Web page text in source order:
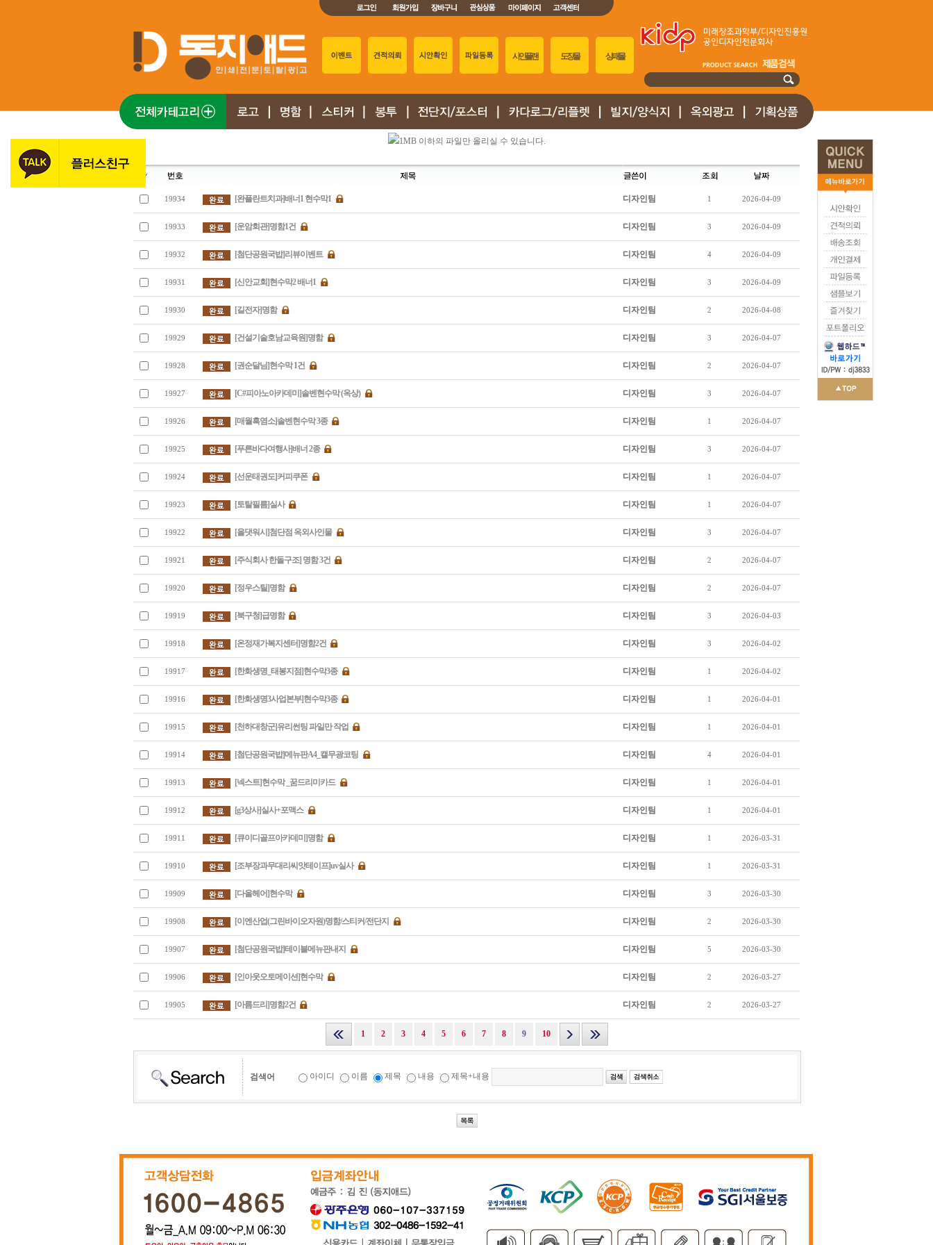
사 인 플 랜 도 장 몰 상 패 몰
1MB 이하의 파일만 올리실 수 있습니다.
19934 [완플란트치과]배너1 현수막1 디자인팀 1 2026-04-09
19933 [운암회관]명함1건 디자인팀 3 2026-04-09
19932 [첨단공원국밥]리뷰이벤트 디자인팀 4 2026-04-09
19931 [신안교회]현수막2 배너1 디자인팀 3 2026-04-09
19930 [길전자]명함 디자인팀 2 2026-04-08
19929 [건설기술호남교육원]명함 디자인팀 3 2026-04-07
19928 [권순달님]현수막 1건 디자인팀 2 2026-04-07
19927 [C#피아노아카데미]솔벤현수막 (옥상) 디자인팀 3 2026-04-07
19926 [매월흑염소]솔벤현수막 3종 디자인팀 1 2026-04-07
19925 [푸른바다여행사]배너 2종 디자인팀 3 2026-04-07
19924 [선운태권도]커피쿠폰 디자인팀 1 2026-04-07
19923 [토탈필름]실사 디자인팀 1 2026-04-07
19922 [올댓워시]첨단점 옥외사인물 디자인팀 3 2026-04-07
19921 [주식회사 한돌구조] 명함 3건 디자인팀 2 2026-04-07
19920 [정우스틸]명함 디자인팀 2 2026-04-07
19919 [북구청]급명함 디자인팀 3 2026-04-03
19918 [온정재가복지센터]명함2건 디자인팀 3 2026-04-02
19917 [한화생명_태봉지점]현수막3종 디자인팀 1 2026-04-02
19916 [한화생명3사업본부]현수막3종 디자인팀 1 2026-04-01
19915 [천하대창군]유리썬팅 파일만 작업 디자인팀 1 2026-04-01
19914 [첨단공원국밥]메뉴판A4_캘무광코팅 디자인팀 4 2026-04-01
19913 [넥스트]현수막 _꿈드리미카드 디자인팀 1 2026-04-01
19912 [g3상사]실사+포맥스 디자인팀 1 2026-04-01
19911 [큐이디골프아카데미]명함 디자인팀 1 2026-03-31
19910 [조부장과무대리씨앗테이프]uv실사 디자인팀 1 2026-03-31
19909 [다올헤어]현수막 디자인팀 3 2026-03-30
19908 [이엔산업(그린바이오자원)명함/스티커/전단지 디자인팀 2 2026-03-30
19907 [첨단공원국밥]테이블메뉴판내지 디자인팀 5 2026-03-30
19906 [인아웃오토메이션]현수막 디자인팀 2 2026-03-27
19905 [아름드리]명함2건 디자인팀 2 2026-03-27
1 2 3 4 5 6 7 8 9 10
검색어 아이디 이름 제목 내용 제목+내용